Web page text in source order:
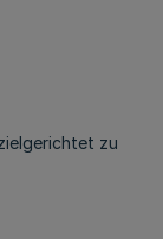
zu